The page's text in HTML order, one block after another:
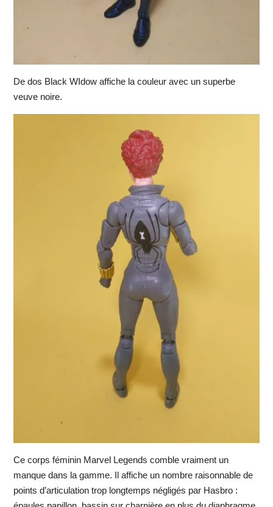
De dos Black WIdow affiche la couleur avec un superbe
veuve noire.
Ce corps féminin Marvel Legends comble vraiment un
manque dans la gamme. Il affiche un nombre raisonnable de
points d’articulation trop longtemps négligés par Hasbro :